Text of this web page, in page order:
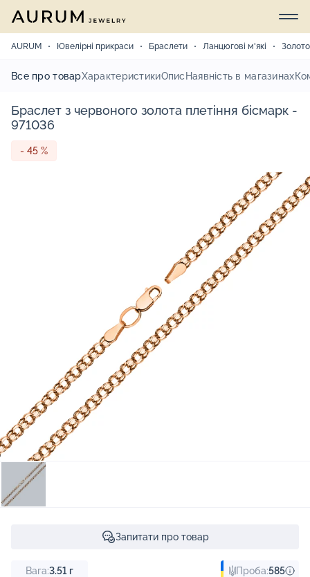
AURUM Ювелірні прикраси Браслети Ланцюгові м'які Золото
Все про товарХарактеристикиОпис Наявність в магазинах
Браслет з червоного золота плетіння бісмарк -
971036
- 45 %
Запитати про товар
Вага:3.51 г Проба:585